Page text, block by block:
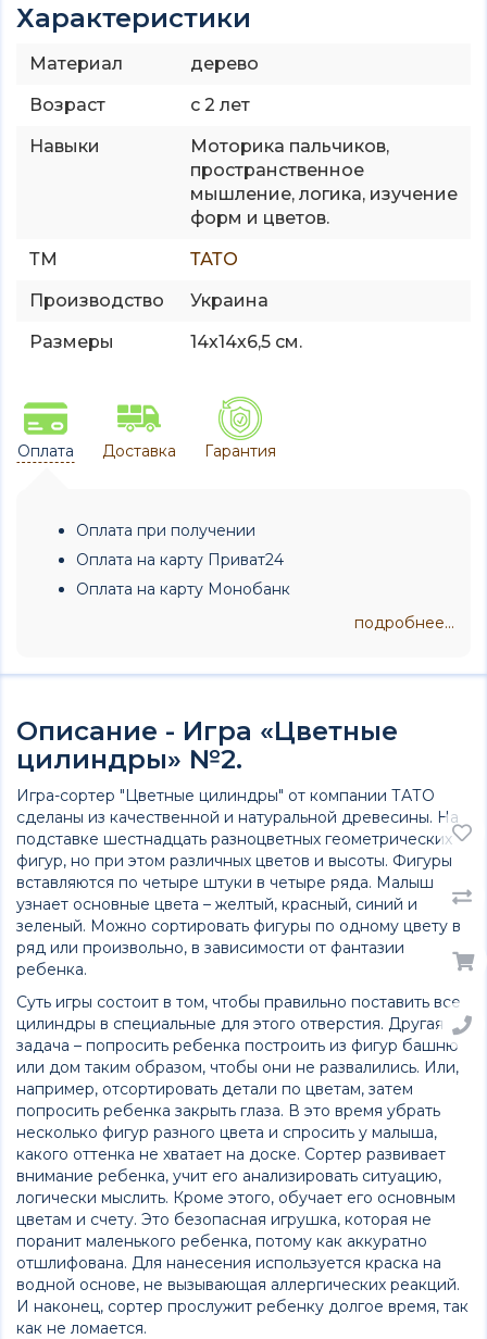
Характеристики
Материал
дерево
Возраст
с 2 лет
Навыки
Моторика пальчиков,
пространственное
мышление, логика, изучение
форм и цветов.
ТМ
ТАТО
Производство
Украина
Размеры
14х14х6,5 см.
Оплата Доставка Гарантия
Оплата при получении
Оплата на карту Приват24
Оплата на карту Монобанк
подробнее...
Описание - Игра «Цветные
цилиндры» №2.
Игра-сортер "Цветные цилиндры" от компании ТАТО
сделаны из качественной и натуральной древесины. На
подставке шестнадцать разноцветных геометрических
фигур, но при этом различных цветов и высоты. Фигуры
вставляются по четыре штуки в четыре ряда. Малыш
узнает основные цвета – желтый, красный, синий и
зеленый. Можно сортировать фигуры по одному цвету в
ряд или произвольно, в зависимости от фантазии
ребенка.
Суть игры состоит в том, чтобы правильно поставить все
цилиндры в специальные для этого отверстия. Другая
задача – попросить ребенка построить из фигур башню
или дом таким образом, чтобы они не развалились. Или,
например, отсортировать детали по цветам, затем
попросить ребенка закрыть глаза. В это время убрать
несколько фигур разного цвета и спросить у малыша,
какого оттенка не хватает на доске. Сортер развивает
внимание ребенка, учит его анализировать ситуацию,
логически мыслить. Кроме этого, обучает его основным
цветам и счету. Это безопасная игрушка, которая не
поранит маленького ребенка, потому как аккуратно
отшлифована. Для нанесения используется краска на
водной основе, не вызывающая аллергических реакций.
И наконец, сортер прослужит ребенку долгое время, так
как не ломается.